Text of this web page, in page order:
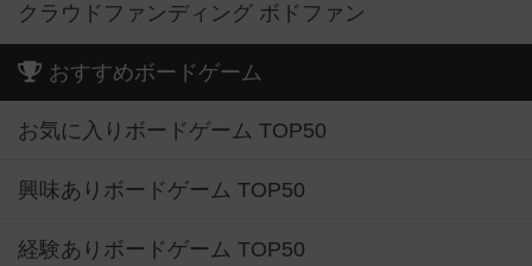
クラウドファンディング ボドファン
おすすめボードゲーム
お気に入りボードゲーム TOP50
興味ありボードゲーム TOP50
経験ありボードゲーム TOP50